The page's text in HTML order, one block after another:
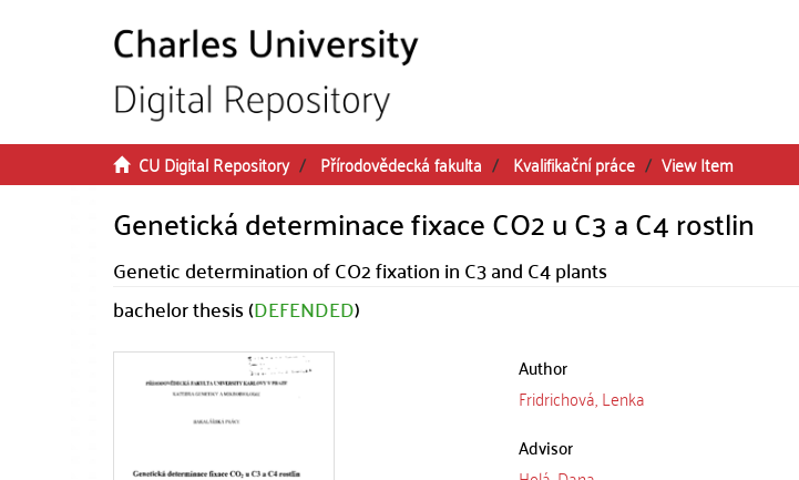
CU Digital Repository Přírodovědecká fakulta Kvalifikační práce View Item
Genetická determinace fixace CO2 u C3 a C4 rostlin
Genetic determination of CO2 fixation in C3 and C4 plants
bachelor thesis (DEFENDED)
Author
Fridrichová, Lenka
Advisor